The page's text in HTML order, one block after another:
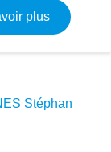
plussur RV-
Stéphan